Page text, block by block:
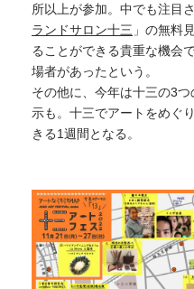
所以上が参加。中でも注目
ランドサロン十三 」の無料
ることができる貴重な機会
場者があったという。
その他に、今年は十三の3
示も。十三でアートをめぐ
きる1週間となる。